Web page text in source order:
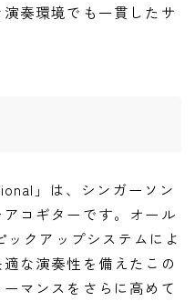
奏環境でも一貫したサ
」は、シンガーソン
コギターです。オール
ックアップシステムによ
な演奏性を備えたこの
マンスをさらに高めて